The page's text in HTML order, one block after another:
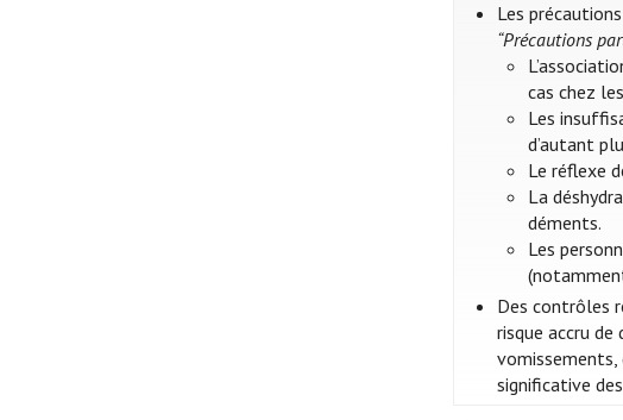
Les
“Précautions
cas chez
Les
d’autant
Le réflexe
La
déments.
Les
Des contrôles
risque accru
vomissements,
significative